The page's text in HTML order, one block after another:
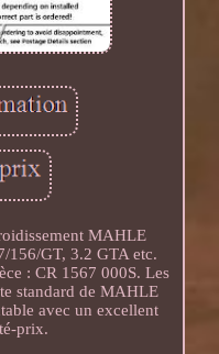
MAHLE
156/GT, 3.2 GTA etc.
: CR 1567 000S. Les
standard de MAHLE
avec un excellent
prix.